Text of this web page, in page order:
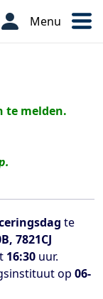
Menu
te melden.
te
7821CJ
16:30 uur.
op 06-